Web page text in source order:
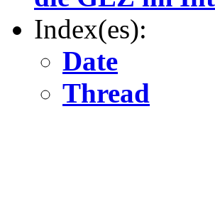
Index(es):
Date
Thread